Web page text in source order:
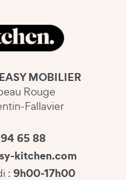
EASY MOBILIER
Rouge
Fallavier
65 88
kitchen.com
: 9h00-17h00